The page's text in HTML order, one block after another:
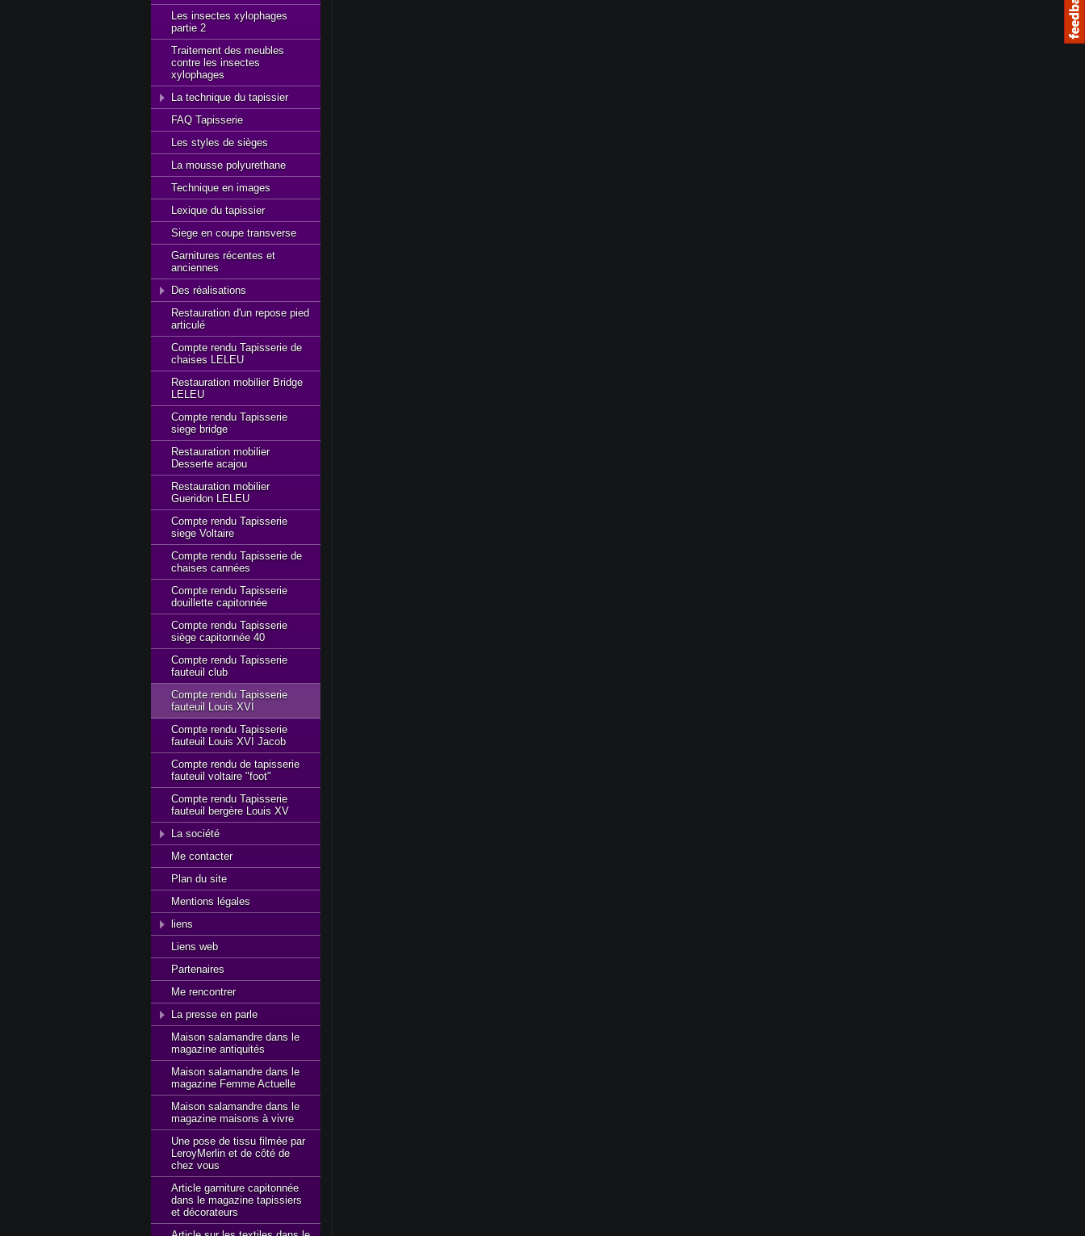
Les insectes xylophages
partie 2
Traitement des meubles
contre les insectes
xylophages
La technique du tapissier
FAQ Tapisserie
Les styles de sièges
La mousse polyurethane
Technique en images
Lexique du tapissier
Siege en coupe transverse
Garnitures récentes et
anciennes
Des réalisations
Restauration d'un repose pied
articulé
Compte rendu Tapisserie de
chaises LELEU
Restauration mobilier Bridge
LELEU
Compte rendu Tapisserie
siege bridge
Restauration mobilier
Desserte acajou
Restauration mobilier
Gueridon LELEU
Compte rendu Tapisserie
siege Voltaire
Compte rendu Tapisserie de
chaises cannées
Compte rendu Tapisserie
douillette capitonnée
Compte rendu Tapisserie
siège capitonnée 40
Compte rendu Tapisserie
fauteuil club
Compte rendu Tapisserie
fauteuil Louis XVI
Compte rendu Tapisserie
fauteuil Louis XVI Jacob
Compte rendu de tapisserie
fauteuil voltaire "foot"
Compte rendu Tapisserie
fauteuil bergère Louis XV
La société
Me contacter
Plan du site
Mentions légales
liens
Liens web
Partenaires
Me rencontrer
La presse en parle
Maison salamandre dans le
magazine antiquités
Maison salamandre dans le
magazine Femme Actuelle
Maison salamandre dans le
magazine maisons à vivre
Une pose de tissu filmée par
LeroyMerlin et de côté de
chez vous
Article garniture capitonnée
dans le magazine tapissiers
et décorateurs